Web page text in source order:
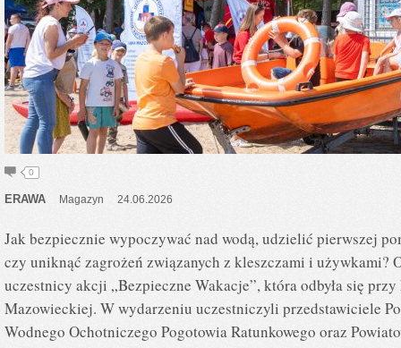
0
ERAWA Magazyn 24.06.2026
Jak bezpiecznie wypoczywać nad wodą, udzielić pierwszej
czy uniknąć zagrożeń związanych z kleszczami i używkami?
uczestnicy akcji „Bezpieczne Wakacje”, która odbyła się
Mazowieckiej. W wydarzeniu uczestniczyli przedstawiciele
Wodnego Ochotniczego Pogotowia Ratunkowego oraz